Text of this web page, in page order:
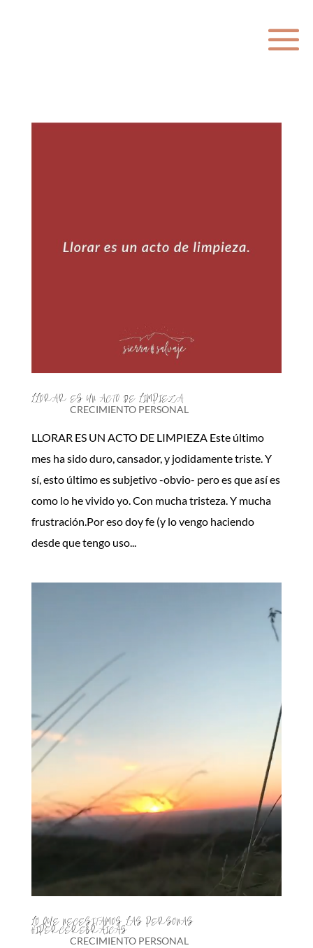
LLORAR ES UN ACTO DE LIMPIEZA
CRECIMIENTO PERSONAL
LLORAR ES UN ACTO DE LIMPIEZA Este último
mes ha sido duro, cansador, y jodidamente triste. Y
sí, esto último es subjetivo -obvio- pero es que así es
como lo he vivido yo. Con mucha tristeza. Y mucha
frustración.Por eso doy fe (y lo vengo haciendo
desde que tengo uso...
LO QUE NECESITAMOS LAS PERSONAS
HIPERCEREBRAICAS
CRECIMIENTO PERSONAL